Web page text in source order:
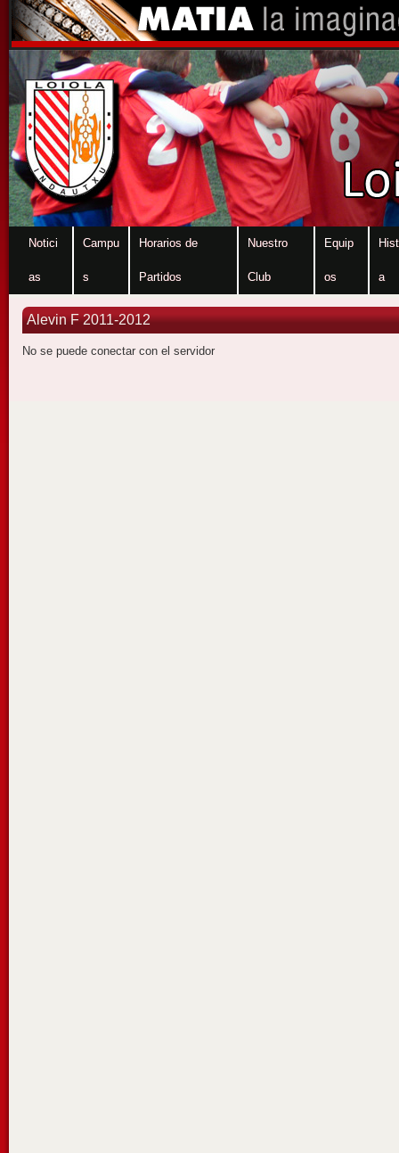
Notici
as
Campu
s
Horarios de
Partidos
Nuestro
Club
Equip
os a
Alevin F 2011-2012
No se puede conectar con el servidor